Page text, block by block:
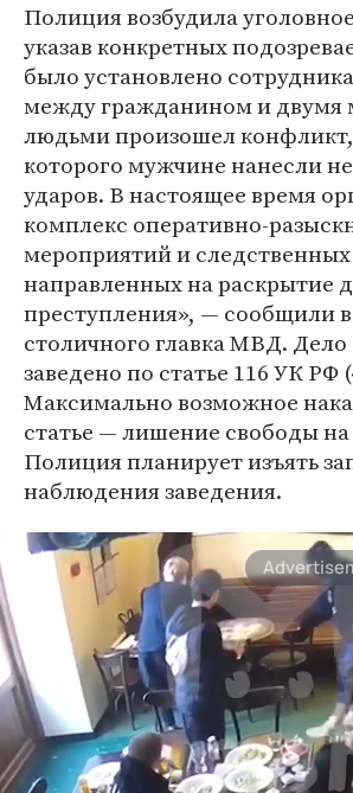
Полиция возбудила
указав конкретных
было установлено
между гражданином и
людьми произошел конфликт,
которого мужчине нанесли
ударов. В настоящее время
комплекс оперативно-
мероприятий и
направленных на раскрытие
преступления», — сообщили
столичного главка МВД.
заведено по статье 116 УК РФ
Максимально возможное
статье — лишение свободы на
Полиция планирует изъять
наблюдения заведения.